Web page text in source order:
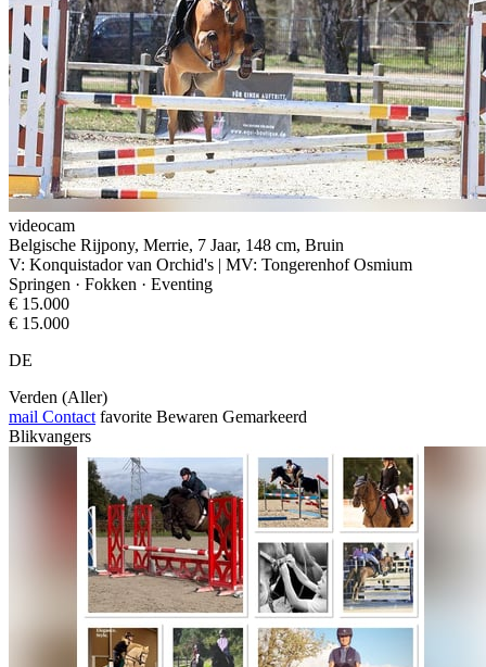
videocam
Belgische Rijpony, Merrie, 7 Jaar, 148 cm, Bruin
V: Konquistador van Orchid's | MV: Tongerenhof Osmium
Springen · Fokken · Eventing
€ 15.000
€ 15.000
DE
Verden (Aller)
mail Contact favorite Bewaren Gemarkeerd
Blikvangers